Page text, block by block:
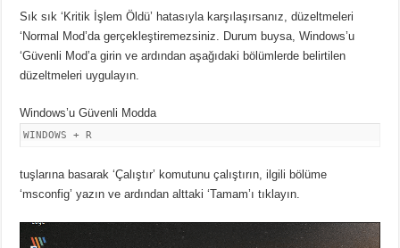
Sık sık ‘Kritik İşlem Öldü’ hatasıyla karşılaşırsanız, düzeltmeleri
‘Normal Mod’da gerçekleştiremezsiniz. Durum buysa, Windows’u
‘Güvenli Mod’a girin ve ardından aşağıdaki bölümlerde belirtilen
düzeltmeleri uygulayın.
Windows’u Güvenli Modda
WINDOWS + R
tuşlarına basarak ‘Çalıştır’ komutunu çalıştırın, ilgili bölüme
‘msconfig’ yazın ve ardından alttaki ‘Tamam’ı tıklayın.